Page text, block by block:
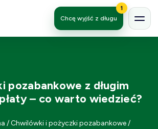
Chcę wyjść z długu
1
pozabankowe z długim
– co warto wiedzieć?
/Chwilówki i pożyczki pozabankowe/